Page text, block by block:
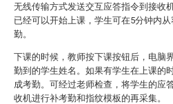
无线传输方式发送交互应答指令到接收
已经可以开始上课，学生可在5分钟内
勤。
下课的时候，教师按下课按钮后，电脑
勤到的学生姓名。如果有学生在上课的
成考勤。可经过老师检查，将学生的应
收机进行补考勤和指纹模板的再采集。